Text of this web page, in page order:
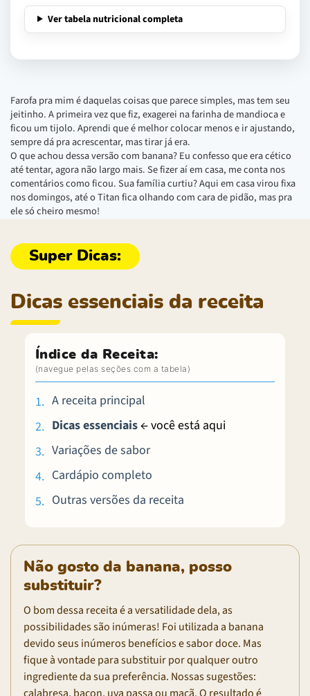
Ver tabela nutricional completa
Farofa pra mim é daquelas coisas que parece simples, mas tem seu
jeitinho. A primeira vez que fiz, exagerei na farinha de mandioca e
ficou um tijolo. Aprendi que é melhor colocar menos e ir ajustando,
sempre dá pra acrescentar, mas tirar já era.
O que achou dessa versão com banana? Eu confesso que era cético
até tentar, agora não largo mais. Se fizer aí em casa, me conta nos
comentários como ficou. Sua família curtiu? Aqui em casa virou fixa
nos domingos, até o Titan fica olhando com cara de pidão, mas pra
ele só cheiro mesmo!
Dicas essenciais da receita
Índice da Receita:
A receita principal
Dicas essenciais← você está aqui
Variações de sabor
Cardápio completo
Outras versões da receita
Não gosto da banana, posso
substituir?
O bom dessa receita é a versatilidade dela, as
possibilidades são inúmeras! Foi utilizada a banana
devido seus inúmeros benefícios e sabor doce. Mas
fique à vontade para substituir por qualquer outro
ingrediente da sua preferência. Nossas sugestões: